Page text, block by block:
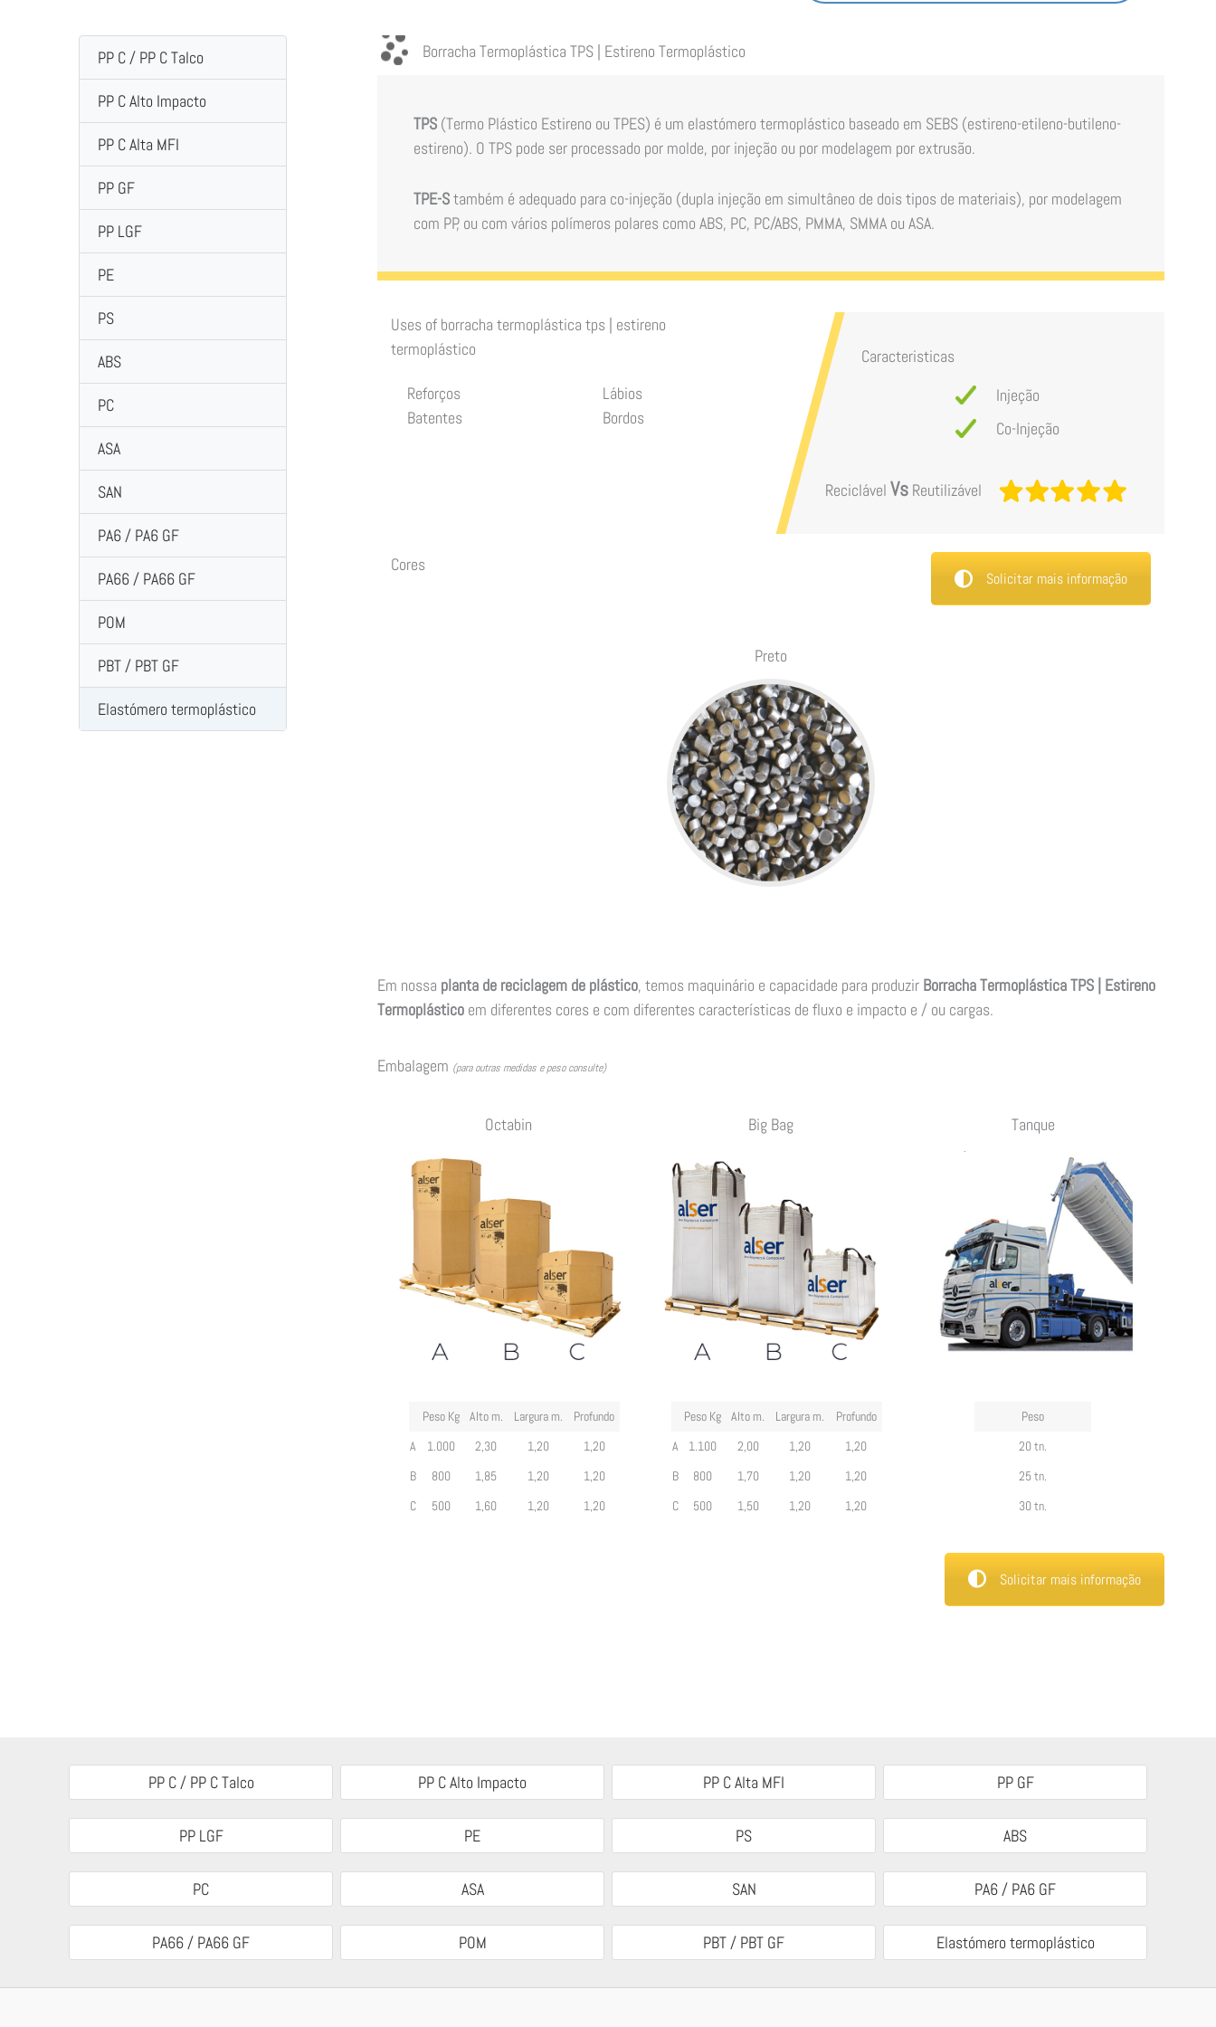
PP C / PP C Talco
PP C Alto Impacto
PP C Alta MFI
PP GF
PP LGF
PE
PS
ABS
PC
ASA
SAN
PA6 / PA6 GF
PA66 / PA66 GF
POM
PBT / PBT GF
Elastómero termoplástico
Borracha Termoplástica TPS | Estireno Termoplástico
TPS (Termo Plástico Estireno ou TPES) é um elastómero termoplástico baseado em SEBS (estireno-etileno-butileno-
estireno). O TPS pode ser processado por molde, por injeção ou por modelagem por extrusão.
TPE-Stambém é adequado para co-injeção (dupla injeção em simultâneo de dois tipos de materiais), por modelagem
com PP, ou com vários polímeros polares como ABS, PC, PC/ABS, PMMA, SMMA ou ASA.
Uses of borracha termoplástica tps | estireno
termoplástico
Reforços
Batentes
Lábios
Bordos
Caracteristicas
Injeção
Co-Injeção
Reciclável Vs Reutilizável
Cores
Solicitar mais informação
Preto
Em nossa planta de reciclagem de plástico, temos maquinário e capacidade para produzir Borracha Termoplástica TPS | Estireno
Termoplástico em diferentes cores e com diferentes características de fluxo e impacto e / ou cargas.
Embalagem (para outras medidas e peso consulte)
Octabin
Peso Kg Alto m. Largura m.
Profundo
A
1.000 2,30 1,20
1,20
B
800 1,85 1,20
1,20
C
500 1,60 1,20 1,20
Big Bag
Peso Kg Alto m. Largura m.
Profundo
A
1.100 2,00 1,20
1,20
B
800 1,70 1,20
1,20
C
500 1,50 1,20 1,20
Tanque
Peso
20 tn.
25 tn.
30 tn.
Solicitar mais informação
PP C / PP C Talco PP C Alto Impacto PP C Alta MFI PP GF
PP LGF PE PS ABS
PC ASA SAN PA6 / PA6 GF
PA66 / PA66 GF POM PBT / PBT GF Elastómero termoplástico